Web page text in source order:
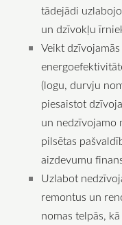
tādejādi
un dzīvokļu
Veikt
(logu, durvju
piesaistot
un nedzīvojamo
pilsētas
aizdevumu
Uzlabot
remontus un
nomas telpās,